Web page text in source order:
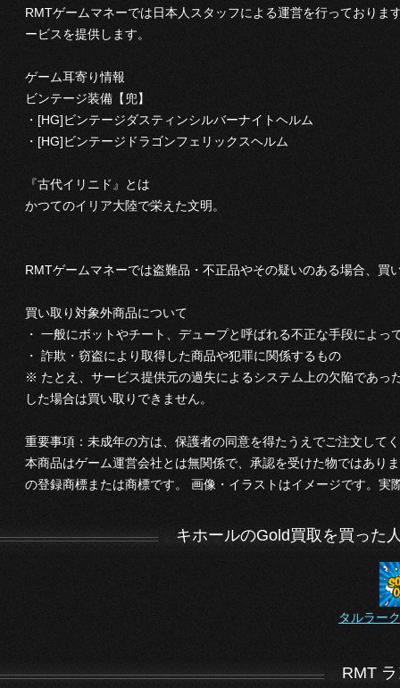
RMTゲームマネーでは日本人スタッフによる運営を行っており
ービスを提供します。
ゲーム耳寄り情報
ビンテージ装備【兜】
・[HG]ビンテージダスティンシルバーナイトヘルム
・[HG]ビンテージドラゴンフェリックスヘルム
『古代イリニド』とは
かつてのイリア大陸で栄えた文明。
RMTゲームマネーでは盗難品・不正品やその疑いのある場合、買
買い取り対象外商品について
・ 一般にボットやチート、デュープと呼ばれる不正な手段によっ
・ 詐欺・窃盗により取得した商品や犯罪に関係するもの
※ たとえ、サービス提供元の過失によるシステム上の欠陥であ
した場合は買い取りできません。
重要事項：未成年の方は、保護者の同意を得たうえでご注文して
本商品はゲーム運営会社とは無関係で、承認を受けた物ではあり
の登録商標または商標です。 画像・イラストはイメージです。実
キホールのGold買取を買った
タルラー
RMT